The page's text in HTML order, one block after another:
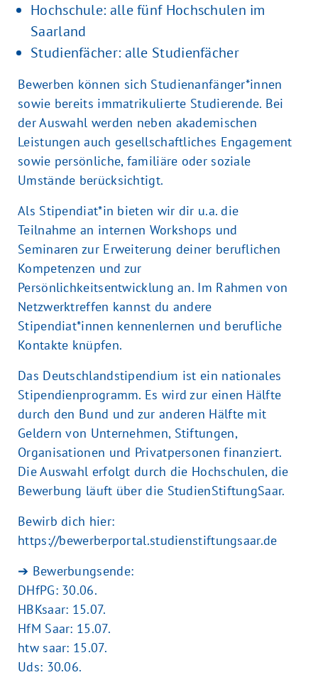
Hochschule: alle fünf Hochschulen im
Saarland
Studienfächer: alle Studienfächer
Bewerben können sich Studienanfänger*innen
sowie bereits immatrikulierte Studierende. Bei
der Auswahl werden neben akademischen
Leistungen auch gesellschaftliches Engagement
sowie persönliche, familiäre oder soziale
Umstände berücksichtigt.
Als Stipendiat*in bieten wir dir u.a. die
Teilnahme an internen Workshops und
Seminaren zur Erweiterung deiner beruflichen
Kompetenzen und zur
Persönlichkeitsentwicklung an. Im Rahmen von
Netzwerktreffen kannst du andere
Stipendiat*innen kennenlernen und berufliche
Kontakte knüpfen.
Das Deutschlandstipendium ist ein nationales
Stipendienprogramm. Es wird zur einen Hälfte
durch den Bund und zur anderen Hälfte mit
Geldern von Unternehmen, Stiftungen,
Organisationen und Privatpersonen finanziert.
Die Auswahl erfolgt durch die Hochschulen, die
Bewerbung läuft über die StudienStiftungSaar.
Bewirb dich hier:
https://bewerberportal.studienstiftungsaar.de
➔ Bewerbungsende:
DHfPG: 30.06.
HBKsaar: 15.07.
HfM Saar: 15.07.
htw saar: 15.07.
Uds: 30.06.